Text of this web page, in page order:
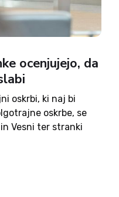
ocenjujejo, da
oskrbi, ki naj bi
oskrbe, se
Vesni ter stranki